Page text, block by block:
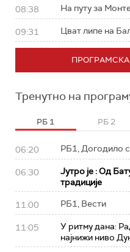
08:38 На путу за
09:31 Цват липе на
Тренутно на
РБ 1 РБ 2
06:20 РБ1, Догодило
06:30
Јутро је : Од
традиције
11:00 РБ1, Вести
11:05
У ритму дана:
најнижи ниво